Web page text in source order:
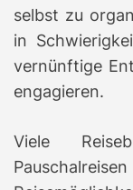
selbst zu
in
vernünftige
engagieren.
Viele